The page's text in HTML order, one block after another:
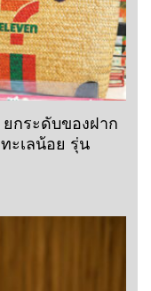
กระดับของฝาก
ะเลน้อย รุ่น